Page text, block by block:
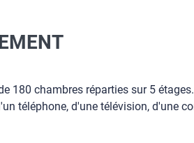
180 chambres réparties sur 5
téléphone, d'une télévision, d'une